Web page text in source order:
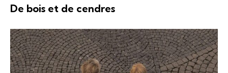
De bois et de cendres